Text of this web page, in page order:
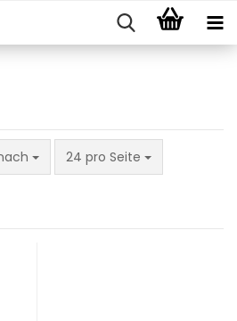
24 pro Seite
pro Seite